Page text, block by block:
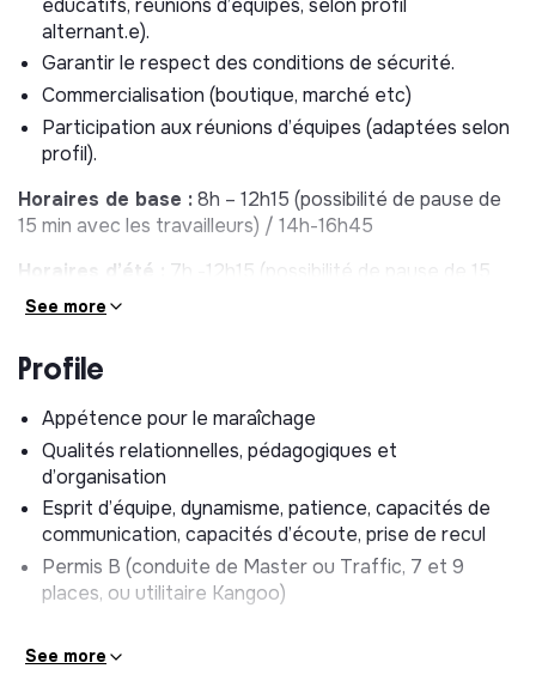
alternant.e).
Garantir le respect des conditions de sécurité.
Commercialisation (boutique, marché etc)
Participation aux réunions d’équipes (adaptées selon
profil).
Horaires de base :8h – 12h15 (possibilité de pause de
15 min avec les travailleurs) / 14h-16h45
Horaires d’été :
7h -12h15 (possibilité de pause de 15
min avec les travailleurs) / 14h – 15h45 (environ de juin à
Jour de marché :
personnes accompagnées sur le marché)
**Quelques trucs à savoir en plus :**travail physique,
exposé aux contraintes météorologiques, potentialité
de travail le samedi sur le marché
See more
Profile
Appétence pour le maraîchage
Qualités relationnelles, pédagogiques et
d’organisation
Esprit d’équipe, dynamisme, patience, capacités de
communication, capacités d’écoute, prise de recul
Permis B (conduite de Master ou Traffic, 7 et 9
places, ou utilitaire Kangoo)
See more